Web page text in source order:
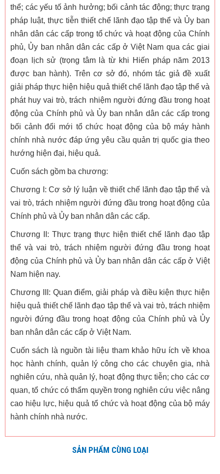
thể; các yếu tố ảnh hưởng; bối cảnh tác động; thực trạng
pháp luật, thực tiễn thiết chế lãnh đạo tập thể và Ủy ban
nhân dân các cấp trong tổ chức và hoạt động của Chính
phủ, Ủy ban nhân dân các cấp ở Việt Nam qua các giai
đoạn lịch sử (trọng tâm là từ khi Hiến pháp năm 2013
được ban hành). Trên cơ sở đó, nhóm tác giả đề xuất
giải pháp thực hiện hiệu quả thiết chế lãnh đạo tập thể và
phát huy vai trò, trách nhiệm người đứng đầu trong hoạt
động của Chính phủ và Ủy ban nhân dân các cấp trong
bối cảnh đổi mới tổ chức hoạt động của bộ máy hành
chính nhà nước đáp ứng yêu cầu quản trị quốc gia theo
hướng hiện đại, hiệu quả.
Cuốn sách gồm ba chương:
Chương I: Cơ sở lý luận về thiết chế lãnh đạo tập thể và
vai trò, trách nhiệm người đứng đầu trong hoạt động của
Chính phủ và Ủy ban nhân dân các cấp.
Chương II: Thực trạng thực hiện thiết chế lãnh đạo tập
thể và vai trò, trách nhiệm người đứng đầu trong hoạt
động của Chính phủ và Ủy ban nhân dân các cấp ở Việt
Nam hiện nay.
Chương III: Quan điểm, giải pháp và điều kiện thực hiện
hiệu quả thiết chế lãnh đạo tập thể và vai trò, trách nhiệm
người đứng đầu trong hoạt động của Chính phủ và Ủy
ban nhân dân các cấp ở Việt Nam.
Cuốn sách là nguồn tài liệu tham khảo hữu ích về khoa
học hành chính, quản lý công cho các chuyên gia, nhà
nghiên cứu, nhà quản lý, hoạt động thực tiễn; cho các cơ
quan, tổ chức có thẩm quyền trong nghiên cứu việc nâng
cao hiệu lực, hiệu quả tổ chức và hoạt động của bộ máy
hành chính nhà nước.
SẢN PHẨM CÙNG LOẠI